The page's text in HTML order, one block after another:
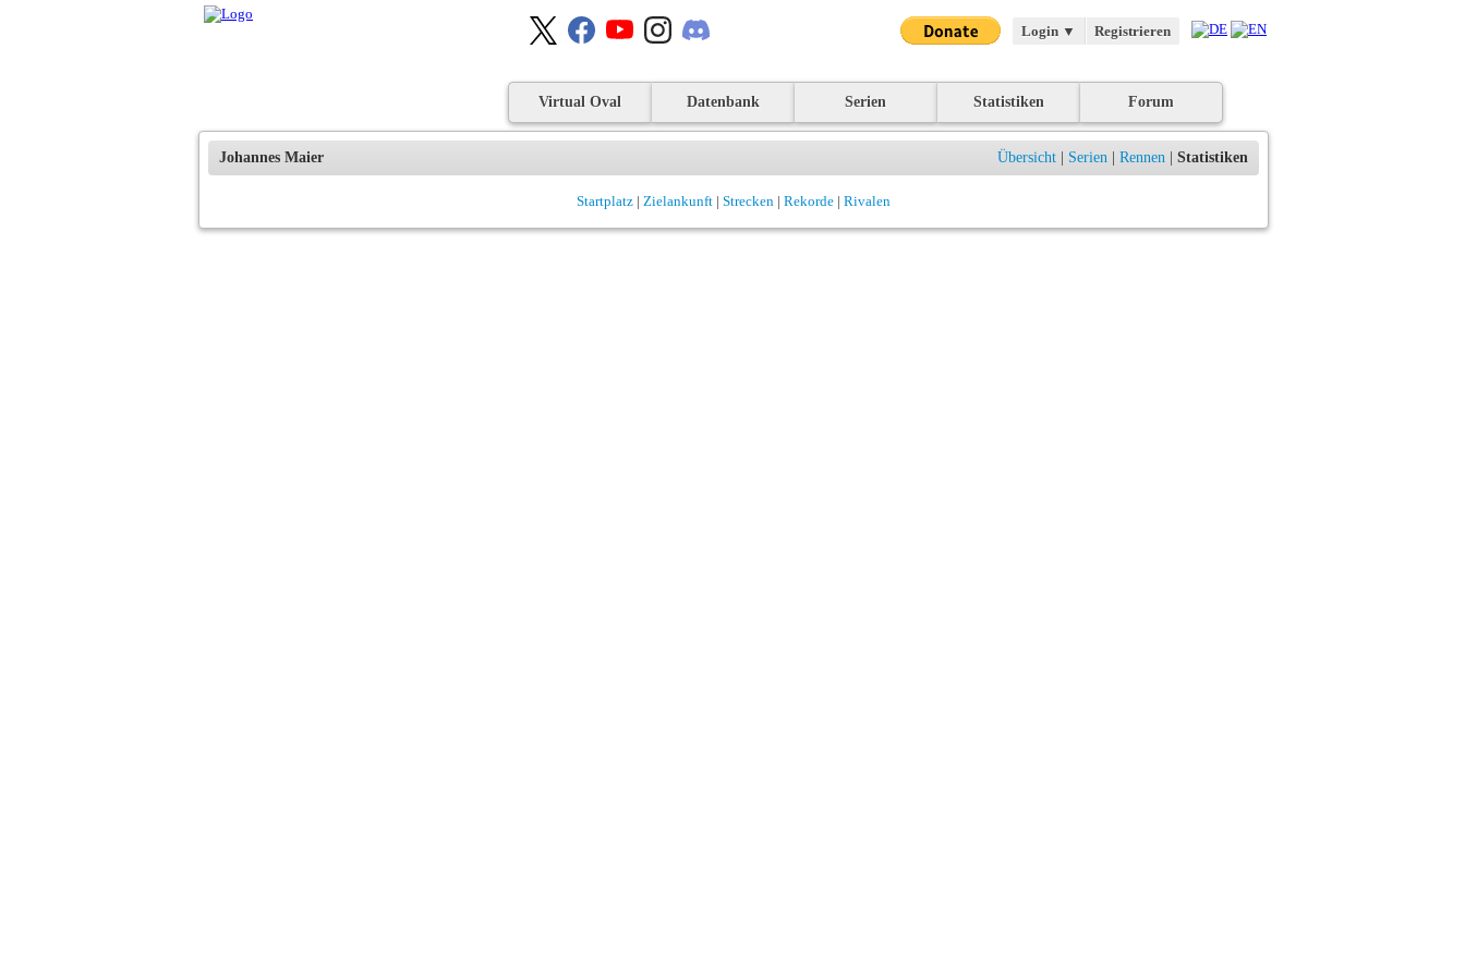
Login ▼ Registrieren
Virtual Oval Datenbank Serien Statistiken Forum
Johannes Maier Übersicht Serien Rennen Statistiken
Startplatz | Zielankunft | Strecken | Rekorde | Rivalen